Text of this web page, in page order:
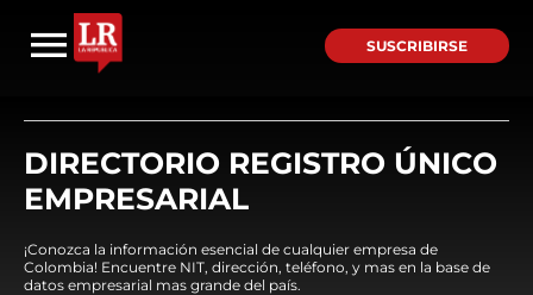
SUSCRIBIRSE
DIRECTORIO REGISTRO ÚNICO
EMPRESARIAL
¡Conozca la información esencial de cualquier empresa de
Colombia! Encuentre NIT, dirección, teléfono, y mas en la base de
datos empresarial mas grande del país.